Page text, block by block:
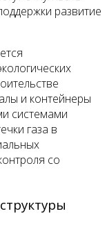
развитие
и контейнеры
системами
газа в
со